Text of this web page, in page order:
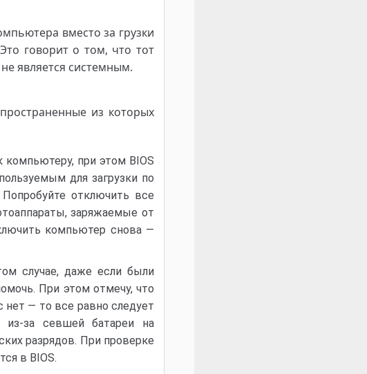
вместо за грузки
говорит о том, что тот
является системным.
из которых
компьютеру, при этом BIOS
для загрузки по
отключить все
заряжаемые от
компьютер снова —
случае, даже если были
При этом отмечу, что
нет — то все равно следует
из-за севшей батареи на
разрядов. При проверке
в BIOS.